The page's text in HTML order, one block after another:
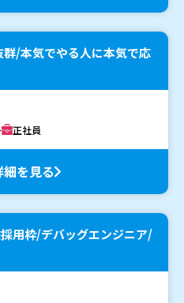
群/本気でやる人に本気で応
正社員
を見る
用枠/デバッグエンジニア/